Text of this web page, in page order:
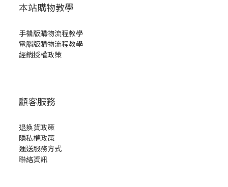
本站購物教學
手機版購物流程教學
電腦版購物流程教學
經銷授權政策
顧客服務
退換貨政策
隱私權政策
運送服務方式
聯絡資訊